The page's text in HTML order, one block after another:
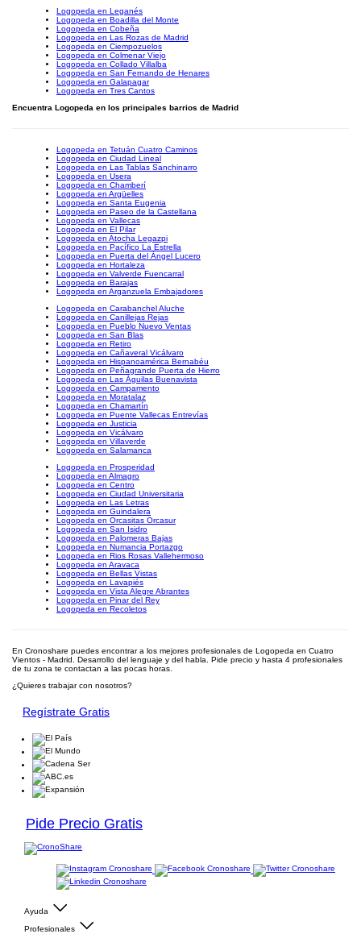
Logopeda en Leganés
Logopeda en Boadilla del Monte
Logopeda en Cobeña
Logopeda en Las Rozas de Madrid
Logopeda en Ciempozuelos
Logopeda en Colmenar Viejo
Logopeda en Collado Villalba
Logopeda en San Fernando de Henares
Logopeda en Galapagar
Logopeda en Tres Cantos
Encuentra Logopeda en los principales barrios de Madrid
Logopeda en Tetuán Cuatro Caminos
Logopeda en Ciudad Lineal
Logopeda en Las Tablas Sanchinarro
Logopeda en Usera
Logopeda en Chamberí
Logopeda en Argüelles
Logopeda en Santa Eugenia
Logopeda en Paseo de la Castellana
Logopeda en Vallecas
Logopeda en El Pilar
Logopeda en Atocha Legazpi
Logopeda en Pacífico La Estrella
Logopeda en Puerta del Ángel Lucero
Logopeda en Hortaleza
Logopeda en Valverde Fuencarral
Logopeda en Barajas
Logopeda en Arganzuela Embajadores
Logopeda en Carabanchel Aluche
Logopeda en Canillejas Rejas
Logopeda en Pueblo Nuevo Ventas
Logopeda en San Blas
Logopeda en Retiro
Logopeda en Cañaveral Vicálvaro
Logopeda en Hispanoamérica Bernabéu
Logopeda en Peñagrande Puerta de Hierro
Logopeda en Las Águilas Buenavista
Logopeda en Campamento
Logopeda en Moratalaz
Logopeda en Chamartín
Logopeda en Puente Vallecas Entrevías
Logopeda en Justicia
Logopeda en Vicálvaro
Logopeda en Villaverde
Logopeda en Salamanca
Logopeda en Prosperidad
Logopeda en Almagro
Logopeda en Centro
Logopeda en Ciudad Universitaria
Logopeda en Las Letras
Logopeda en Guindalera
Logopeda en Orcasitas Orcasur
Logopeda en San Isidro
Logopeda en Palomeras Bajas
Logopeda en Numancia Portazgo
Logopeda en Rios Rosas Vallehermoso
Logopeda en Aravaca
Logopeda en Bellas Vistas
Logopeda en Lavapiés
Logopeda en Vista Alegre Abrantes
Logopeda en Pinar del Rey
Logopeda en Recoletos
En Cronoshare puedes encontrar a los mejores profesionales de Logopeda en Cuatro
Vientos - Madrid. Desarrollo del lenguaje y del habla. Pide precio y hasta 4 profesionales
de tu zona te contactan a las pocas horas.
¿Quieres trabajar con nosotros?
Regístrate Gratis
Pide Precio Gratis
Ayuda
Profesionales